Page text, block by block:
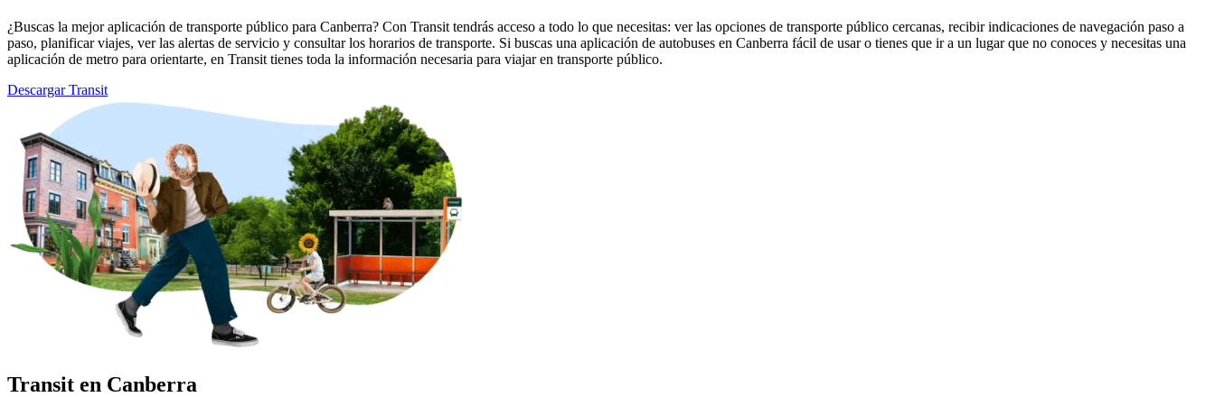
¿Buscas la mejor aplicación de transporte público para Canberra? Con Transit tendrás acceso a todo lo que necesitas: ver las opciones de transporte público cercanas, recibir indicaciones de navegación paso a
paso, planificar viajes, ver las alertas de servicio y consultar los horarios de transporte. Si buscas una aplicación de autobuses en Canberra fácil de usar o tienes que ir a un lugar que no conoces y necesitas una
aplicación de metro para orientarte, en Transit tienes toda la información necesaria para viajar en transporte público.
Descargar Transit
Transit en Canberra